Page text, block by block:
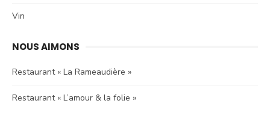
Vin
NOUS AIMONS
Restaurant « La Rameaudière »
Restaurant « L’amour & la folie »